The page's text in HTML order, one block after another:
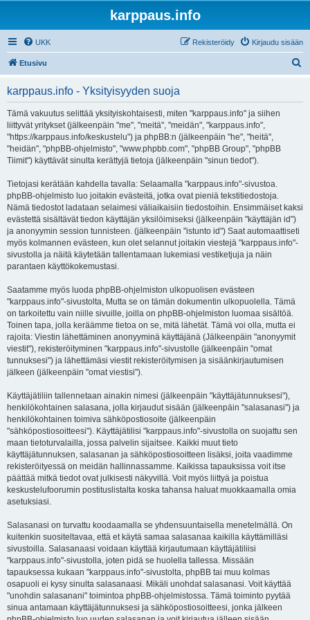
karppaus.info
UKK Kirjaudu sisään
Rekisteröidy
Etusivu
karppaus.info - Yksityisyyden suoja
Tämä vakuutus selittää yksityiskohtaisesti, miten "karppaus.info" ja siihen
liittyvät yritykset (jälkeenpäin "me", "meitä", "meidän", "karppaus.info",
"https://karppaus.info/keskustelu") ja phpBB:n (jälkeenpäin "he", "heitä",
"heidän", "phpBB-ohjelmisto", "www.phpbb.com", "phpBB Group", "phpBB
Tiimit") käyttävät sinulta kerättyjä tietoja (jälkeenpäin "sinun tiedot").
Tietojasi kerätään kahdella tavalla: Selaamalla "karppaus.info"-sivustoa.
phpBB-ohjelmisto luo joitakin evästeitä, jotka ovat pieniä tekstitiedostoja.
Nämä tiedostot ladataan selaimesi väliaikaisiin tiedostoihin. Ensimmäiset kaksi
evästettä sisältävät tiedon käyttäjän yksilöimiseksi (jälkeenpäin "käyttäjän id")
ja anonyymin session tunnisteen. (jälkeenpäin "istunto id") Saat automaattiseti
myös kolmannen evästeen, kun olet selannut joitakin viestejä "karppaus.info"-
sivustolla ja näitä käytetään tallentamaan lukemiasi vestiketjuja ja näin
parantaen käyttökokemustasi.
Saatamme myös luoda phpBB-ohjelmiston ulkopuolisen evästeen
"karppaus.info"-sivustolta, Mutta se on tämän dokumentin ulkopuolella. Tämä
on tarkoitettu vain niille sivuille, joilla on phpBB-ohjelmiston luomaa sisältöä.
Toinen tapa, jolla keräämme tietoa on se, mitä lähetät. Tämä voi olla, mutta ei
rajoita: Viestin lähettäminen anonyyminä käyttäjänä (Jälkeenpäin "anonyymit
viestit"), rekisteröityminen "karppaus.info"-sivustolle (jälkeenpäin "omat
tunnuksesi") ja lähettämäsi viestit rekisteröitymisen ja sisäänkirjautumisen
jälkeen (jälkeenpäin "omat viestisi").
Käyttäjätiliin tallennetaan ainakin nimesi (jälkeenpäin "käyttäjätunnuksesi"),
henkilökohtainen salasana, jolla kirjaudut sisään (jälkeenpäin "salasanasi") ja
henkilökohtainen toimiva sähköpostiosoite (jälkeenpäin
"sähköpostiosoitteesi"). Käyttäjätilisi "karppaus.info"-sivustolla on suojattu sen
maan tietoturvalailla, jossa palvelin sijaitsee. Kaikki muut tieto
käyttäjätunnuksen, salasanan ja sähköpostiosoitteen lisäksi, joita vaadimme
rekisteröityessä on meidän hallinnassamme. Kaikissa tapauksissa voit itse
päättää mitkä tiedot ovat julkisesti näkyvillä. Voit myös liittyä ja poistua
keskustelufoorumin postituslistalta koska tahansa haluat muokkaamalla omia
asetuksiasi.
Salasanasi on turvattu koodaamalla se yhdensuuntaisella menetelmällä. On
kuitenkin suositeltavaa, että et käytä samaa salasanaa kaikilla käyttämilläsi
sivustoilla. Salasanaasi voidaan käyttää kirjautumaan käyttäjätiliisi
"karppaus.info"-sivustolla, joten pidä se huolella tallessa. Missään
tapauksessa kukaan "karppaus.info"-sivustolta, phpBB tai muu kolmas
osapuoli ei kysy sinulta salasanaasi. Mikäli unohdat salasanasi. Voit käyttää
"unohdin salasanani" toimintoa phpBB-ohjelmistossa. Tämä toiminto pyytää
sinua antamaan käyttäjätunnuksesi ja sähköpostiosoitteesi, jonka jälkeen